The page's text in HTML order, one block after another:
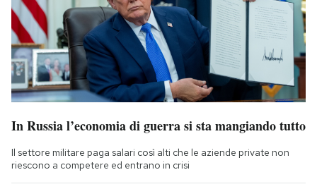
In Russia l’economia di guerra si sta mangiando tutto
Il settore militare paga salari così alti che le aziende private non
riescono a competere ed entrano in crisi